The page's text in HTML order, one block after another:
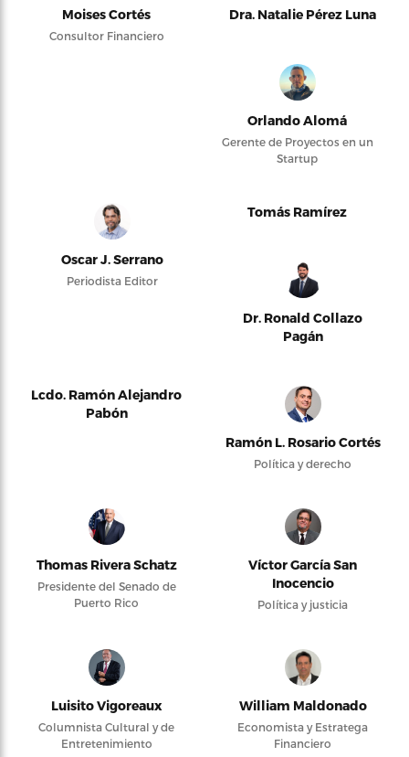
Moises Cortés
Consultor Financiero
Dra. Natalie Pérez Luna
Orlando Alomá
Gerente de Proyectos en un
Startup
Oscar J. Serrano
Periodista Editor
Tomás Ramírez
Dr. Ronald Collazo
Pagán
Lcdo. Ramón Alejandro
Pabón
Ramón L. Rosario Cortés
Política y derecho
Thomas Rivera Schatz
Presidente del Senado de
Puerto Rico
Víctor García San
Inocencio
Política y justicia
Luisito Vigoreaux
Columnista Cultural y de
Entretenimiento
William Maldonado
Economista y Estratega
Financiero